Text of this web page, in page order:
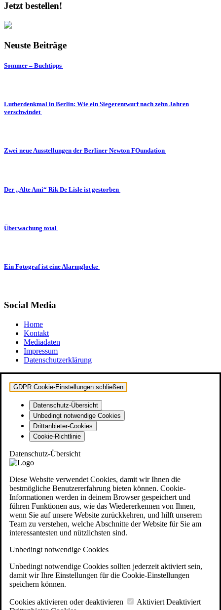
Jetzt bestellen!
Neuste Beiträge
Sommer – Buchtipps
Lutherdenkmal in Berlin: Wie ein Siegerentwurf nach zehn Jahren
verschwindet
Zwei neue Ausstellungen der Berliner Newton FOundation
Der „Alte Ami“ Rik De Lisle ist gestorben
Überwachung total
Ein Fotograf ist eine Alarmglocke
Social Media
Home
Kontakt
Mediadaten
Impressum
Datenschutzerklärung
GDPR Cookie-Einstellungen schließen
Datenschutz-Übersicht
Unbedingt notwendige Cookies
Drittanbieter-Cookies
Cookie-Richtlinie
Datenschutz-Übersicht
Diese Website verwendet Cookies, damit wir Ihnen die
bestmögliche Benutzererfahrung bieten können. Cookie-
Informationen werden in deinem Browser gespeichert und
führen Funktionen aus, wie das Wiedererkennen von Ihnen,
wenn Sie auf unsere Website zurückkehren, und hilft unserem
Team zu verstehen, welche Abschnitte der Website für Sie am
interessantesten und nützlichsten sind.
Unbedingt notwendige Cookies
Unbedingt notwendige Cookies sollten jederzeit aktiviert sein,
damit wir Ihre Einstellungen für die Cookie-Einstellungen
speichern können.
Cookies aktivieren oder deaktivieren Aktiviert Deaktiviert